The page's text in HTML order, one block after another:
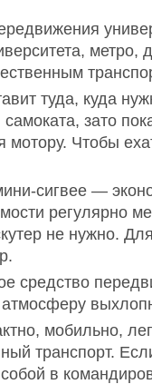
метро,
туда, куда
зато
мотору. Чтобы
сигвее —
регулярно
не нужно.
средство
атмосферу
мобильно,
транспорт.
в